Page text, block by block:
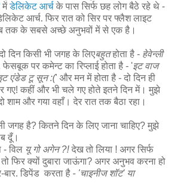
मेंडेलिकेट आर्च के पास सिर्फ छह लोग बैठे रहे थे -
आर्च. फिर रात को सिर पर फ्लैश लाइट
तक के सबसे अच्छे अनुभवों में से एक है।
दिन किसी भी जगह के लिएबहुतहोता है - हेवेन्ली
पर कमेन्ट का रिप्लाई होता है - 'इट वाज
एंडेड टू सून :(' और मन में होता है - दो दिन ही
गए! कहीं और भी चले गए होते इतने दिन में। मुझे
शाम और गया वहाँ। देर रात तक बैठा रहा।
है? कितने दिन के लिए जाना चाहिए? मुझे
दूँ।
- विल यू गो अगेन ?!देख तो लिया ! अगर सिर्फ
तो फिर क्यों दुबारा जाऊंगा? अगर अनुभव करना हो
डिपेंड करता है - 'चाइनीज शॉट' या